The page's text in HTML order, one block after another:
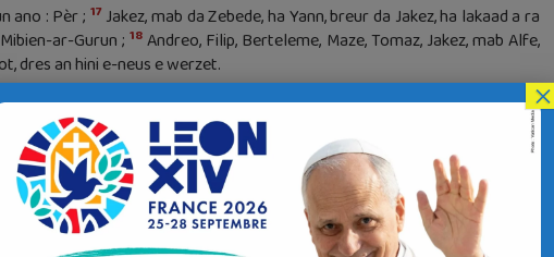
ano : Pèr ; 17 Jakez, mab da Zebede, ha Yann, breur da Jakez, ha lakaad a ra
ar-Gurun ;18 Andreo, Filip, Berteleme, Maze, Tomaz, Jakez, mab Alfe,
dres an hini e-neus e werzet.
vod adarre, ken ne hellont ket mui debri o bara. 21O veza klevet ano euz an
rag lavared a reent : « Diskianti a ra. »
×